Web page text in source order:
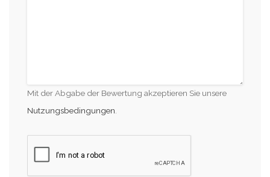
Mit der Abgabe der Bewertung akzeptieren Sie unsere
Nutzungsbedingungen